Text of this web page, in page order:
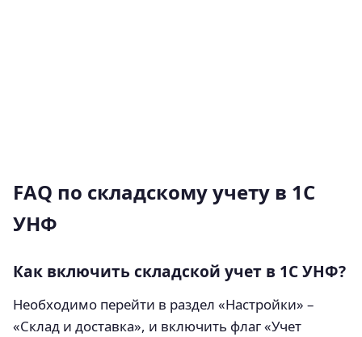
FAQ по складскому учету в 1С
УНФ
Как включить складской учет в 1С УНФ?
Необходимо перейти в раздел «Настройки» –
«Склад и доставка», и включить флаг «Учет